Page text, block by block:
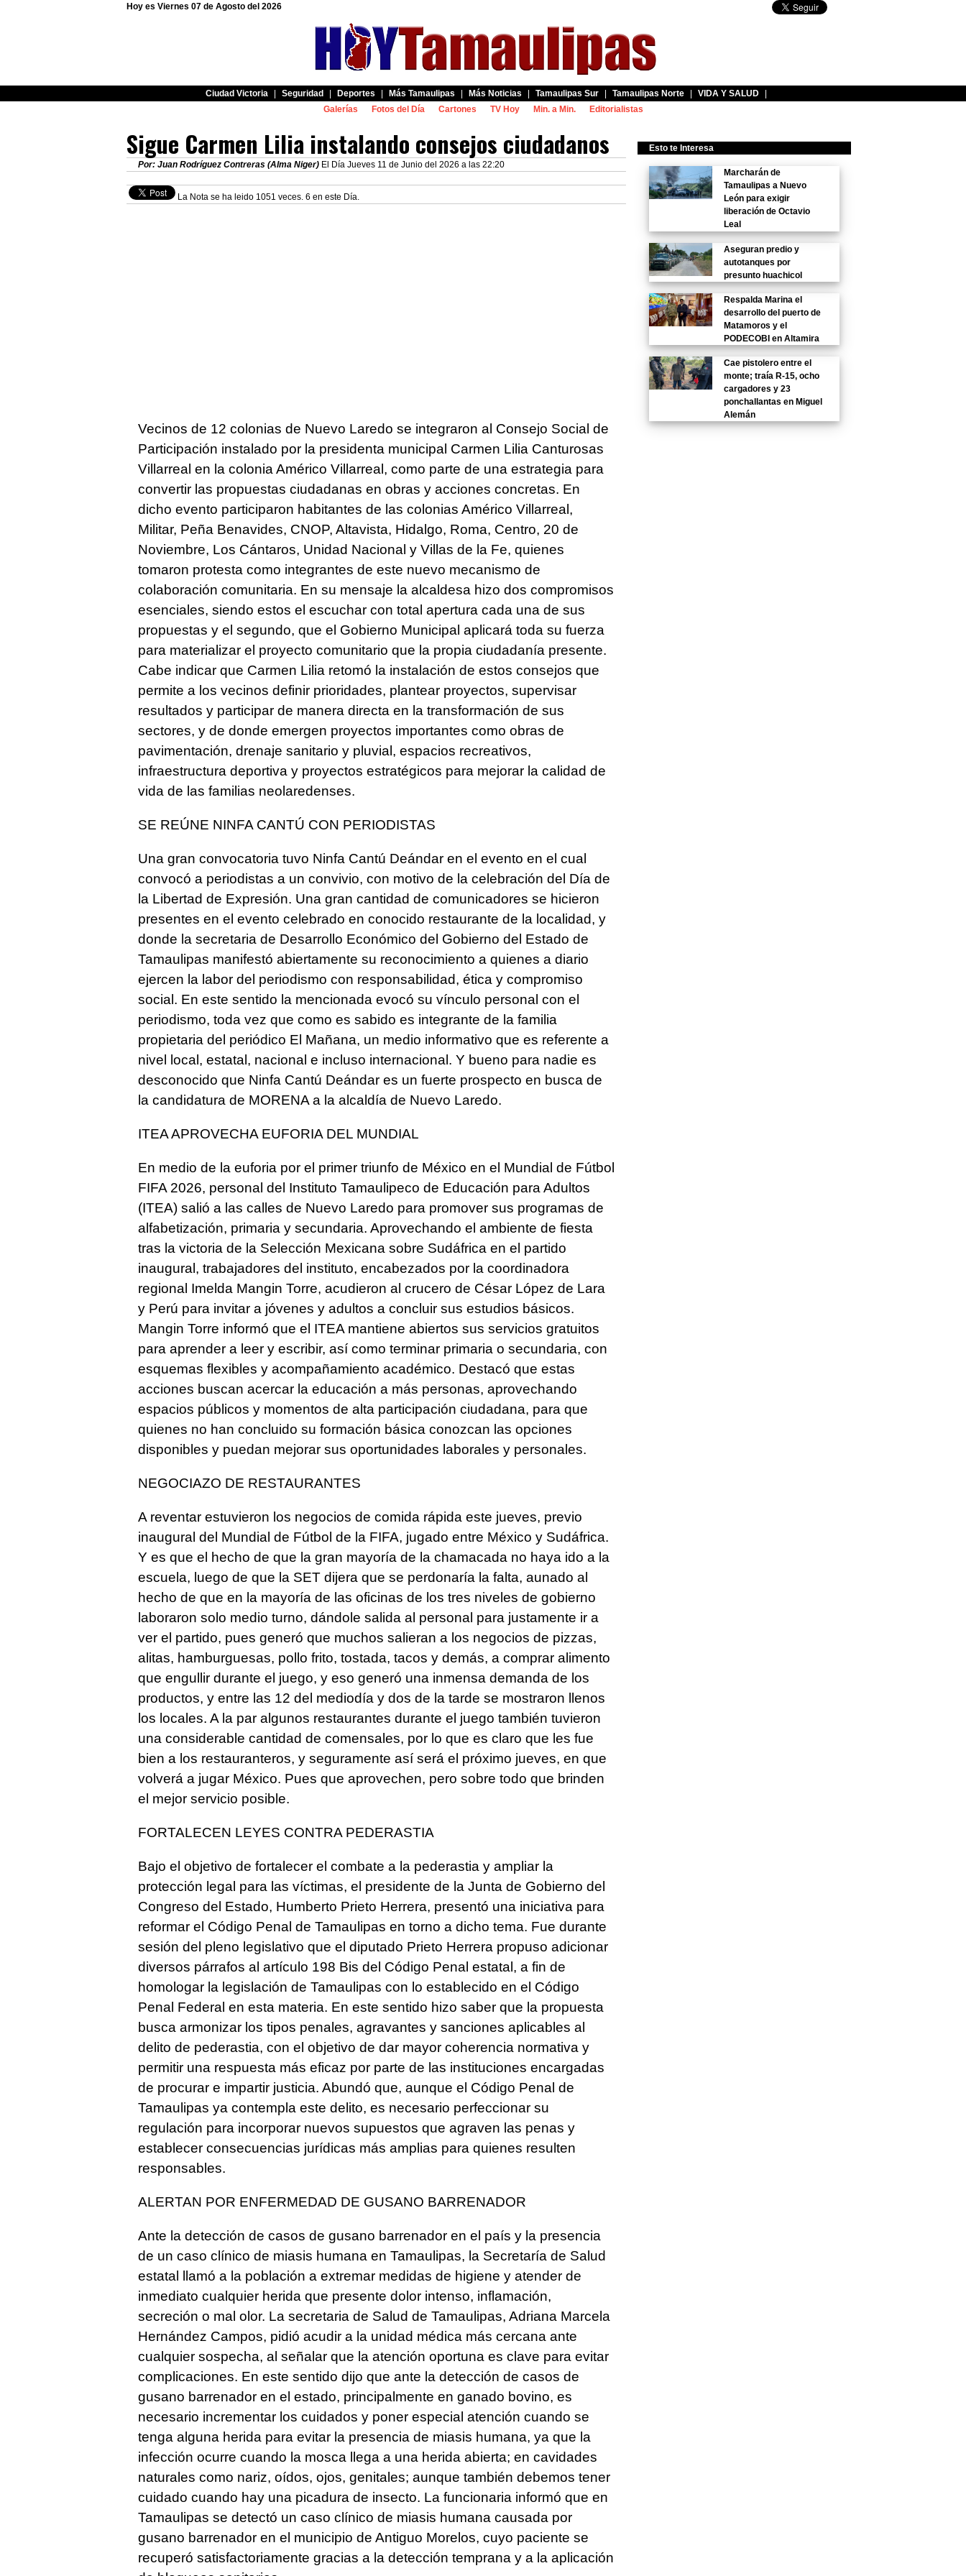
Hoy es Viernes 07 de Agosto del 2026
Ciudad Victoria Seguridad Deportes Más Tamaulipas Más Noticias Tamaulipas Sur Tamaulipas Norte VIDA Y SALUD
Galerías
Fotos del Día Cartones TV Hoy Min. a Min. Editorialistas
Sigue Carmen Lilia instalando consejos ciudadanos
Por: Juan Rodríguez Contreras (Alma Niger) El Día Jueves 11 de Junio del 2026 a las 22:20
La Nota se ha leido 1051 veces. 6 en este Día.
Vecinos de 12 colonias de Nuevo Laredo se integraron al Consejo Social de
Participación instalado por la presidenta municipal Carmen Lilia Canturosas
Villarreal en la colonia Américo Villarreal, como parte de una estrategia para
convertir las propuestas ciudadanas en obras y acciones concretas. En
dicho evento participaron habitantes de las colonias Américo Villarreal,
Militar, Peña Benavides, CNOP, Altavista, Hidalgo, Roma, Centro, 20 de
Noviembre, Los Cántaros, Unidad Nacional y Villas de la Fe, quienes
tomaron protesta como integrantes de este nuevo mecanismo de
colaboración comunitaria. En su mensaje la alcaldesa hizo dos compromisos
esenciales, siendo estos el escuchar con total apertura cada una de sus
propuestas y el segundo, que el Gobierno Municipal aplicará toda su fuerza
para materializar el proyecto comunitario que la propia ciudadanía presente.
Cabe indicar que Carmen Lilia retomó la instalación de estos consejos que
permite a los vecinos definir prioridades, plantear proyectos, supervisar
resultados y participar de manera directa en la transformación de sus
sectores, y de donde emergen proyectos importantes como obras de
pavimentación, drenaje sanitario y pluvial, espacios recreativos,
infraestructura deportiva y proyectos estratégicos para mejorar la calidad de
vida de las familias neolaredenses.
SE REÚNE NINFA CANTÚ CON PERIODISTAS
Una gran convocatoria tuvo Ninfa Cantú Deándar en el evento en el cual
convocó a periodistas a un convivio, con motivo de la celebración del Día de
la Libertad de Expresión. Una gran cantidad de comunicadores se hicieron
presentes en el evento celebrado en conocido restaurante de la localidad, y
donde la secretaria de Desarrollo Económico del Gobierno del Estado de
Tamaulipas manifestó abiertamente su reconocimiento a quienes a diario
ejercen la labor del periodismo con responsabilidad, ética y compromiso
social. En este sentido la mencionada evocó su vínculo personal con el
periodismo, toda vez que como es sabido es integrante de la familia
propietaria del periódico El Mañana, un medio informativo que es referente a
nivel local, estatal, nacional e incluso internacional. Y bueno para nadie es
desconocido que Ninfa Cantú Deándar es un fuerte prospecto en busca de
la candidatura de MORENA a la alcaldía de Nuevo Laredo.
ITEA APROVECHA EUFORIA DEL MUNDIAL
En medio de la euforia por el primer triunfo de México en el Mundial de Fútbol
FIFA 2026, personal del Instituto Tamaulipeco de Educación para Adultos
(ITEA) salió a las calles de Nuevo Laredo para promover sus programas de
alfabetización, primaria y secundaria. Aprovechando el ambiente de fiesta
tras la victoria de la Selección Mexicana sobre Sudáfrica en el partido
inaugural, trabajadores del instituto, encabezados por la coordinadora
regional Imelda Mangin Torre, acudieron al crucero de César López de Lara
y Perú para invitar a jóvenes y adultos a concluir sus estudios básicos.
Mangin Torre informó que el ITEA mantiene abiertos sus servicios gratuitos
para aprender a leer y escribir, así como terminar primaria o secundaria, con
esquemas flexibles y acompañamiento académico. Destacó que estas
acciones buscan acercar la educación a más personas, aprovechando
espacios públicos y momentos de alta participación ciudadana, para que
quienes no han concluido su formación básica conozcan las opciones
disponibles y puedan mejorar sus oportunidades laborales y personales.
NEGOCIAZO DE RESTAURANTES
A reventar estuvieron los negocios de comida rápida este jueves, previo
inaugural del Mundial de Fútbol de la FIFA, jugado entre México y Sudáfrica.
Y es que el hecho de que la gran mayoría de la chamacada no haya ido a la
escuela, luego de que la SET dijera que se perdonaría la falta, aunado al
hecho de que en la mayoría de las oficinas de los tres niveles de gobierno
laboraron solo medio turno, dándole salida al personal para justamente ir a
ver el partido, pues generó que muchos salieran a los negocios de pizzas,
alitas, hamburguesas, pollo frito, tostada, tacos y demás, a comprar alimento
que engullir durante el juego, y eso generó una inmensa demanda de los
productos, y entre las 12 del mediodía y dos de la tarde se mostraron llenos
los locales. A la par algunos restaurantes durante el juego también tuvieron
una considerable cantidad de comensales, por lo que es claro que les fue
bien a los restauranteros, y seguramente así será el próximo jueves, en que
volverá a jugar México. Pues que aprovechen, pero sobre todo que brinden
el mejor servicio posible.
FORTALECEN LEYES CONTRA PEDERASTIA
Bajo el objetivo de fortalecer el combate a la pederastia y ampliar la
protección legal para las víctimas, el presidente de la Junta de Gobierno del
Congreso del Estado, Humberto Prieto Herrera, presentó una iniciativa para
reformar el Código Penal de Tamaulipas en torno a dicho tema. Fue durante
sesión del pleno legislativo que el diputado Prieto Herrera propuso adicionar
diversos párrafos al artículo 198 Bis del Código Penal estatal, a fin de
homologar la legislación de Tamaulipas con lo establecido en el Código
Penal Federal en esta materia. En este sentido hizo saber que la propuesta
busca armonizar los tipos penales, agravantes y sanciones aplicables al
delito de pederastia, con el objetivo de dar mayor coherencia normativa y
permitir una respuesta más eficaz por parte de las instituciones encargadas
de procurar e impartir justicia. Abundó que, aunque el Código Penal de
Tamaulipas ya contempla este delito, es necesario perfeccionar su
regulación para incorporar nuevos supuestos que agraven las penas y
establecer consecuencias jurídicas más amplias para quienes resulten
responsables.
ALERTAN POR ENFERMEDAD DE GUSANO BARRENADOR
Ante la detección de casos de gusano barrenador en el país y la presencia
de un caso clínico de miasis humana en Tamaulipas, la Secretaría de Salud
estatal llamó a la población a extremar medidas de higiene y atender de
inmediato cualquier herida que presente dolor intenso, inflamación,
secreción o mal olor. La secretaria de Salud de Tamaulipas, Adriana Marcela
Hernández Campos, pidió acudir a la unidad médica más cercana ante
cualquier sospecha, al señalar que la atención oportuna es clave para evitar
complicaciones. En este sentido dijo que ante la detección de casos de
gusano barrenador en el estado, principalmente en ganado bovino, es
necesario incrementar los cuidados y poner especial atención cuando se
tenga alguna herida para evitar la presencia de miasis humana, ya que la
infección ocurre cuando la mosca llega a una herida abierta; en cavidades
naturales como nariz, oídos, ojos, genitales; aunque también debemos tener
cuidado cuando hay una picadura de insecto. La funcionaria informó que en
Tamaulipas se detectó un caso clínico de miasis humana causada por
gusano barrenador en el municipio de Antiguo Morelos, cuyo paciente se
recuperó satisfactoriamente gracias a la detección temprana y a la aplicación
Esto te Interesa
Marcharán de
Tamaulipas a Nuevo
León para exigir
liberación de Octavio
Leal
Aseguran predio y
autotanques por
presunto huachicol
Respalda Marina el
desarrollo del puerto de
Matamoros y el
PODECOBI en Altamira
Cae pistolero entre el
monte; traía R-15, ocho
cargadores y 23
ponchallantas en Miguel
Alemán